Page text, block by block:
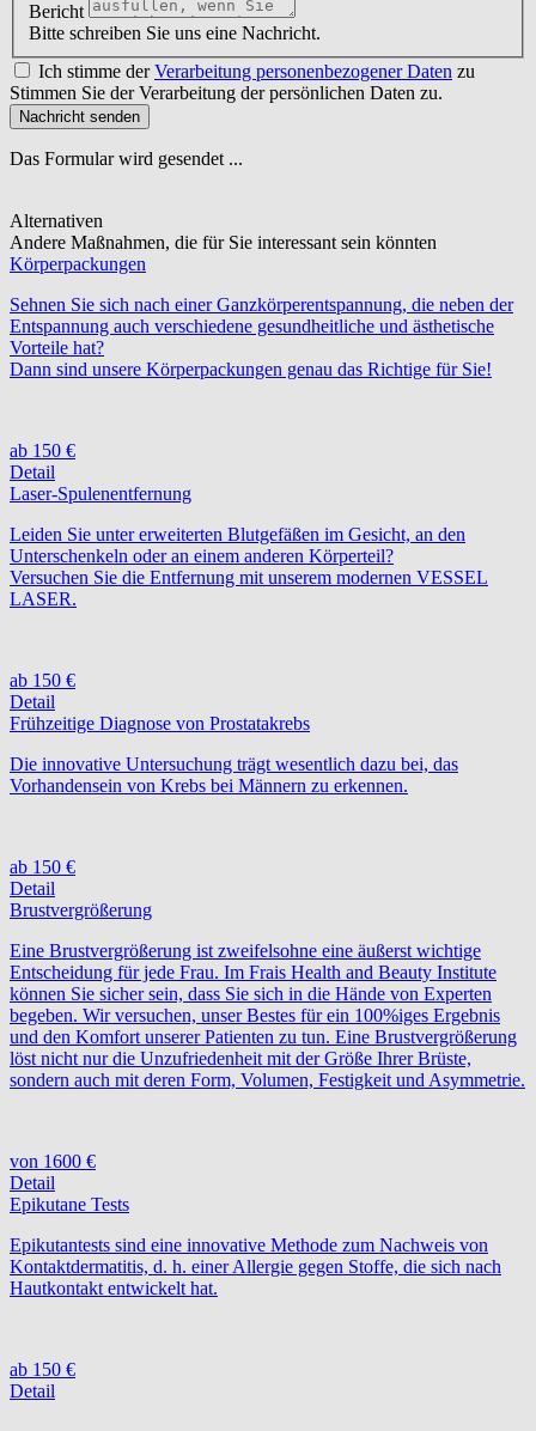
Bericht
Bitte schreiben Sie uns eine Nachricht.
Ich stimme derVerarbeitung personenbezogener Daten zu
Stimmen Sie der Verarbeitung der persönlichen Daten zu.
Nachricht senden
Das Formular wird gesendet ...
Alternativen
Andere Maßnahmen, die für Sie interessant sein könnten
Körperpackungen
Sehnen Sie sich nach einer Ganzkörperentspannung, die neben der
Entspannung auch verschiedene gesundheitliche und ästhetische
Vorteile hat?
Dann sind unsere Körperpackungen genau das Richtige für Sie!
ab 150 €
Detail
Laser-Spulenentfernung
Leiden Sie unter erweiterten Blutgefäßen im Gesicht, an den
Unterschenkeln oder an einem anderen Körperteil?
Versuchen Sie die Entfernung mit unserem modernen VESSEL
LASER.
ab 150 €
Detail
Frühzeitige Diagnose von Prostatakrebs
Die innovative Untersuchung trägt wesentlich dazu bei, das
Vorhandensein von Krebs bei Männern zu erkennen.
ab 150 €
Detail
Brustvergrößerung
Eine Brustvergrößerung ist zweifelsohne eine äußerst wichtige
Entscheidung für jede Frau. Im Frais Health and Beauty Institute
können Sie sicher sein, dass Sie sich in die Hände von Experten
begeben. Wir versuchen, unser Bestes für ein 100%iges Ergebnis
und den Komfort unserer Patienten zu tun. Eine Brustvergrößerung
löst nicht nur die Unzufriedenheit mit der Größe Ihrer Brüste,
sondern auch mit deren Form, Volumen, Festigkeit und Asymmetrie.
von 1600 €
Detail
Epikutane Tests
Epikutantests sind eine innovative Methode zum Nachweis von
Kontaktdermatitis, d. h. einer Allergie gegen Stoffe, die sich nach
Hautkontakt entwickelt hat.
ab 150 €
Detail